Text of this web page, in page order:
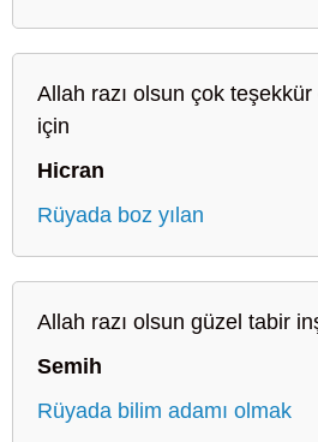
Allah razı olsun çok
için
Hicran
Rüyada boz yılan
Allah razı olsun güzel tabir
Semih
Rüyada bilim adamı olmak